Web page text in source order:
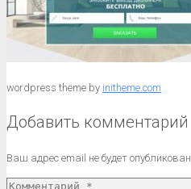
wordpress theme by initheme.com
Добавить комментарий
Ваш адрес email не будет опубликован.